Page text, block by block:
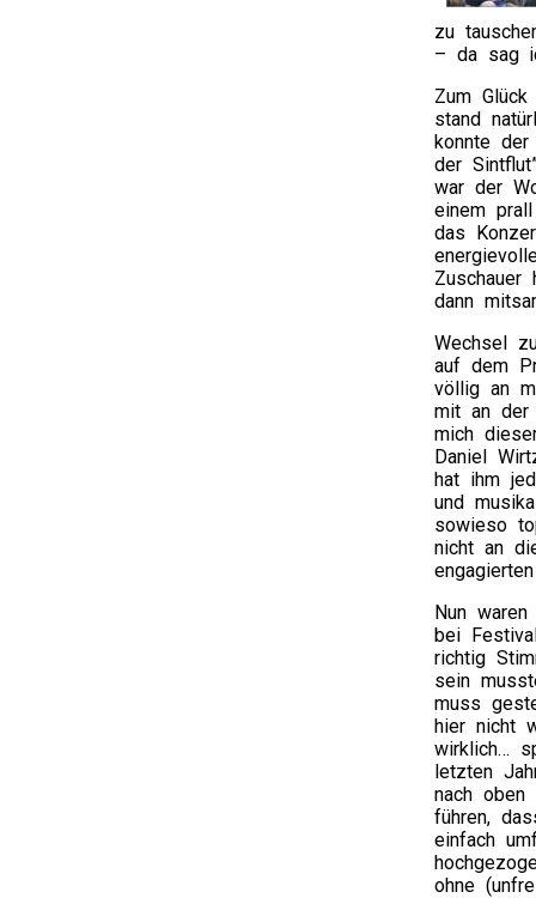
zu
– da sag
Zum
stand
konnte der
der
war der
einem
das
dann
Wechsel
auf dem
völlig an
mit an der
mich
Daniel
hat ihm
und
sowieso
nicht an
Nun
bei
richtig
sein
muss
hier nicht
wirklich…
letzten
nach oben
führen,
einfach
ohne